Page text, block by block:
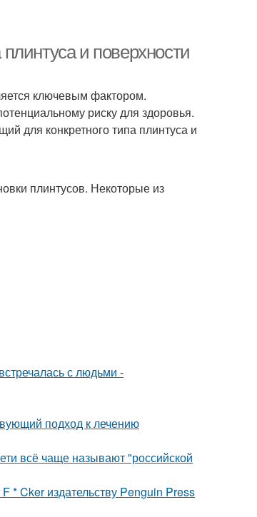
и поверхности
ключевым фактором.
риску для здоровья.
для конкретного типа плинтуса и
плинтусов. Некоторые из
с людьми -
подход к лечению
всё чаще называют "российской
* Cker издательству Penguin Press